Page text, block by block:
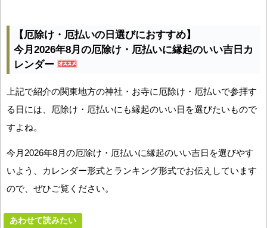
【厄除け・厄払いの日選びにおすすめ】
今月2026年8月の厄除け・厄払いに縁起のいい吉日カ
レンダー
上記で紹介の関東地方の神社・お寺に厄除け・厄払いで参拝す
る日には、厄除け・厄払いにも縁起のいい日を選びたいもので
すよね。
今月2026年8月の厄除け・厄払いに縁起のいい吉日を選びやす
いよう、カレンダー形式とランキング形式でお伝えしています
ので、ぜひご覧ください。
あわせて読みたい